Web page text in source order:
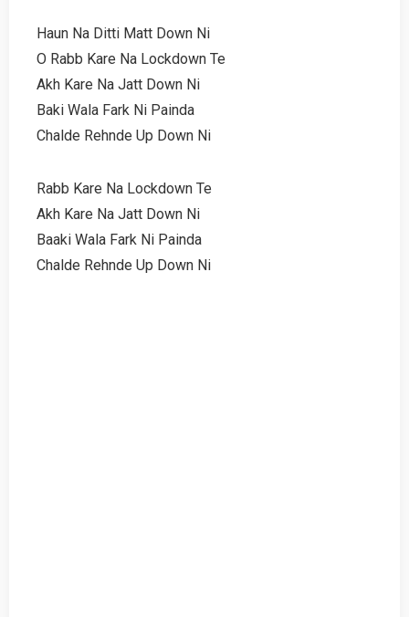
Haun Na Ditti Matt Down Ni
O Rabb Kare Na Lockdown Te
Akh Kare Na Jatt Down Ni
Baki Wala Fark Ni Painda
Chalde Rehnde Up Down Ni
Rabb Kare Na Lockdown Te
Akh Kare Na Jatt Down Ni
Baaki Wala Fark Ni Painda
Chalde Rehnde Up Down Ni